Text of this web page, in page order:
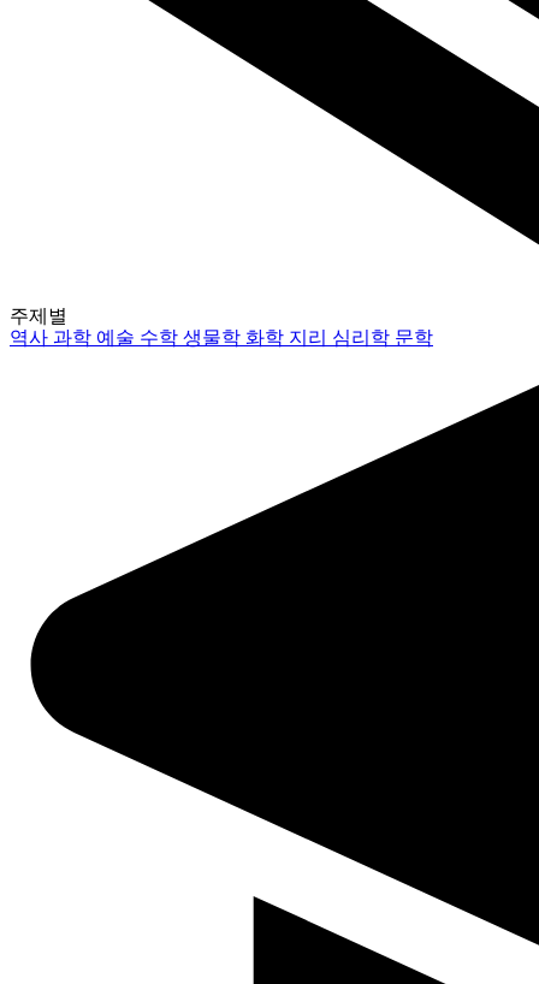
주제별
역사과학 예술 수학생물학 화학 지리 심리학 문학